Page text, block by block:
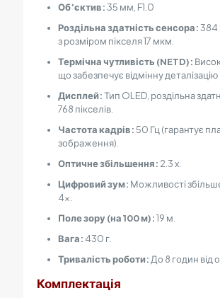
Об’єктив:35 мм, F1.0
Роздільна здатність сенсора:384
з розміром пікселя 17 мкм.
Термічна чутливість (NETD):
що забезпечує відмінну
Дисплей:Тип OLED, роздільна
768 пікселів.
Частота кадрів:50 Гц (гарантує
зображення).
Оптичне збільшення: 2.3 x.
Цифровий зум: Можливості
4x.
Поле зору (на 100 м):19 м.
Вага: 430 г.
Тривалість роботи: До 8 годин від
Комплектація